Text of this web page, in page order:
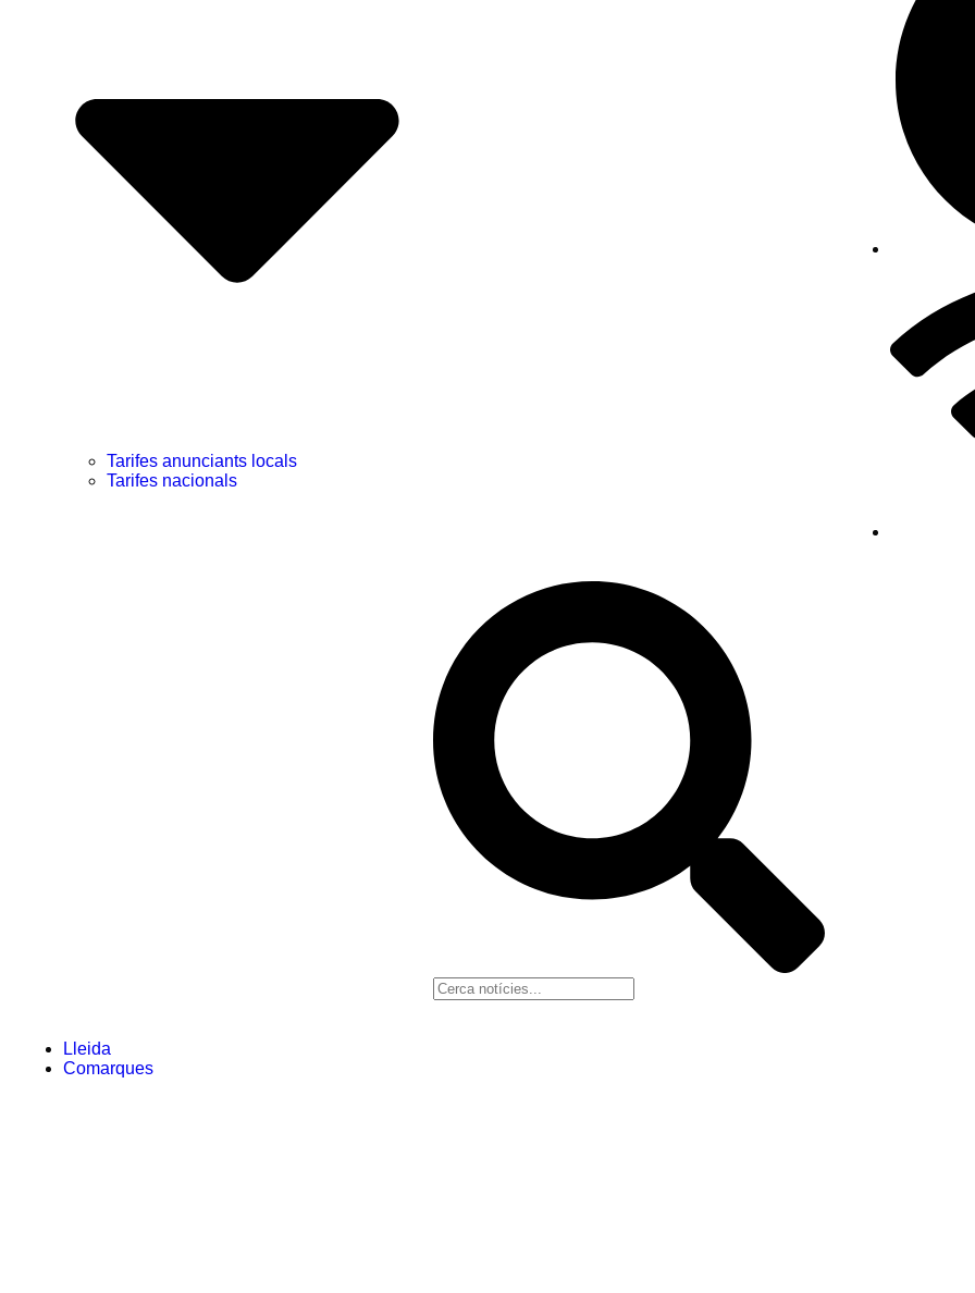
Tarifes anunciants locals
Tarifes nacionals
Lleida
Comarques